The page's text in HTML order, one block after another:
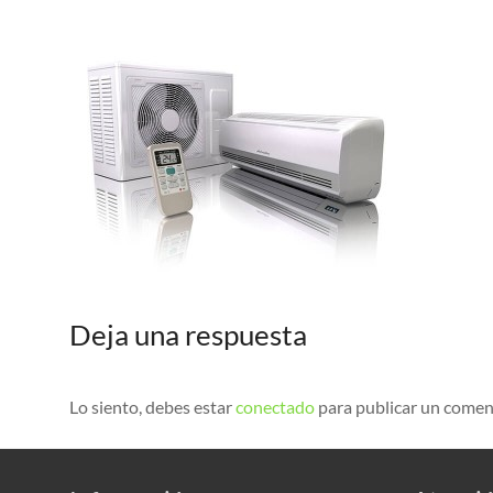
Deja una respuesta
Lo siento, debes estarconectado para publicar un